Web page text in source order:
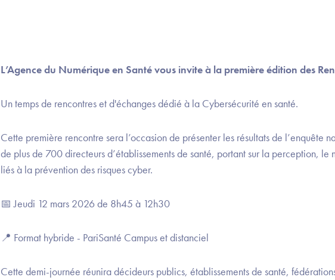
L’Agence du Numérique en Santé vous invite à la première édition des
Un temps de rencontres et d'échanges dédié à la Cybersécurité en santé.
Cette première rencontre sera l’occasion de présenter les résultats de l’enquête
de plus de 700 directeurs d’établissements de santé, portant sur la perception, le
liés à la prévention des risques cyber.
📅 Jeudi 12 mars 2026 de 8h45 à 12h30
📍 Format hybride - PariSanté Campus et distanciel
Cette demi-journée réunira décideurs publics, établissements de santé,